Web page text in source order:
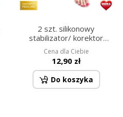
2 szt. silikonowy
stabilizator/ korektor
małego palca
Cena dla Ciebie
12,90 zł
Do koszyka